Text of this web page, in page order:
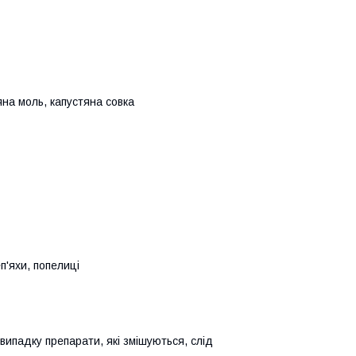
моль, капустяна совка
попелиці
препарати, які змішуються, слід